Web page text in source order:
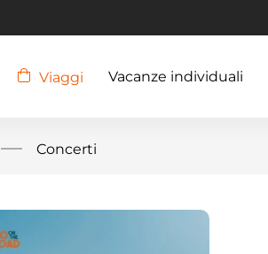
Viaggi Vacanze individuali
Concerti